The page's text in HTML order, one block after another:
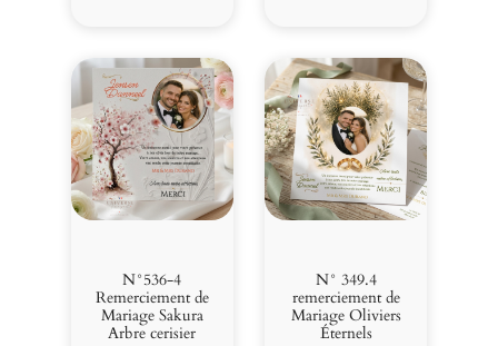
N°536-4
Remerciement de
Mariage Sakura
Arbre cerisier
N° 349.4
remerciement de
Mariage Oliviers
Éternels